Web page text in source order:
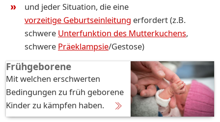
und jeder Situation, die eine
vorzeitige Geburtseinleitung erfordert (z.B.
schwere Unterfunktion des Mutterkuchens,
schwere Präeklampsie/Gestose)
Frühgeborene
Mit welchen erschwerten
Bedingungen zu früh geborene
Kinder zu kämpfen haben.